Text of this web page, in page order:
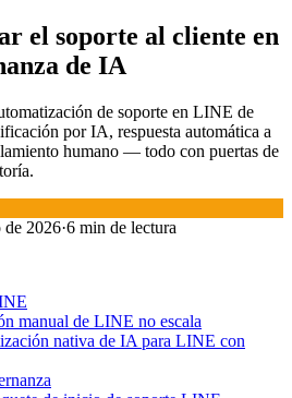
el soporte al cliente en
de IA
de soporte en LINE de
por IA, respuesta automática a
humano — todo con puertas de
de 2026·6 min de lectura
manual de LINE no escala
nativa de IA para LINE con